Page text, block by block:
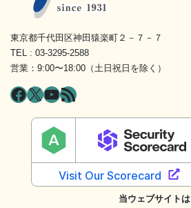
東京都千代田区神田猿楽町２－７－７
TEL : 03-3295-2588
営業：9:00〜18:00（土日祝日を除く）
Facebook
X YouTube
RSS フィード
当ウェブサイトは